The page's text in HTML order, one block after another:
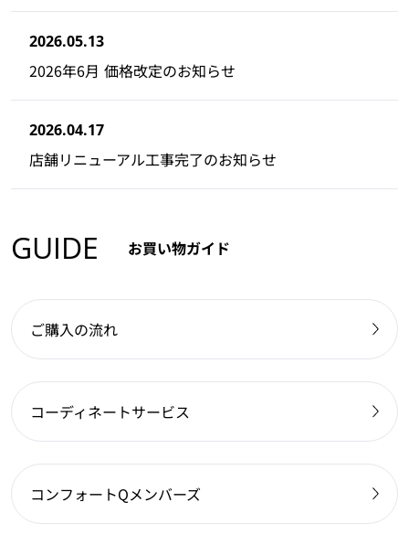
2026.05.13
2026年6月 価格改定のお知らせ
2026.04.17
店舗リニューアル工事完了のお知らせ
GUIDE お買い物ガイド
ご購入の流れ
コーディネートサービス
コンフォートQメンバーズ